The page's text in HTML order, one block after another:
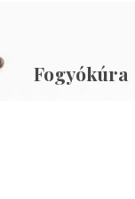
Fogyókúra